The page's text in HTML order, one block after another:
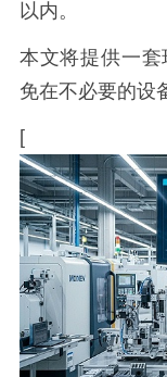
以内。
本文将提供一
免在不必要的设
[